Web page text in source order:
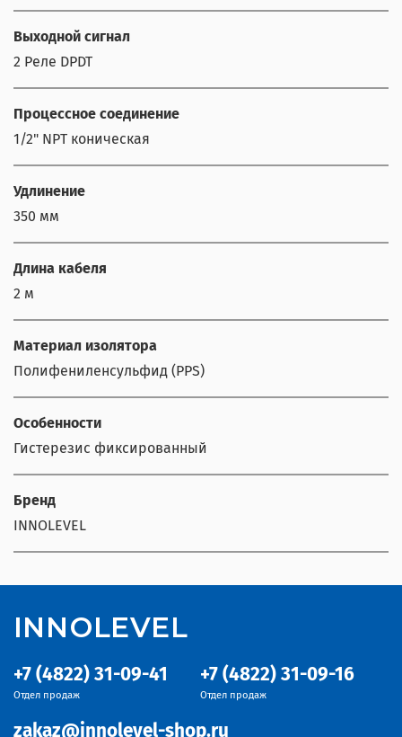
Выходной сигнал
2 Реле DPDT
Процессное соединение
1/2" NPT коническая
Удлинение
350 мм
Длина кабеля
2 м
Материал изолятора
Полифениленсульфид (PPS)
Особенности
Гистерезис фиксированный
Бренд
INNOLEVEL
+7 (4822) 31-09-41
Отдел продаж
+7 (4822) 31-09-16
Отдел продаж
zakaz@innolevel-shop.ru
INNOLEVEL